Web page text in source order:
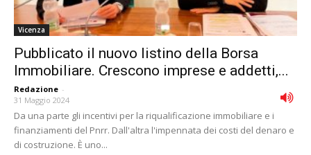
Vicenza
Pubblicato il nuovo listino della Borsa
Immobiliare. Crescono imprese e addetti,...
Redazione -
31 Maggio 2024
Da una parte gli incentivi per la riqualificazione immobiliare e i
finanziamenti del Pnrr. Dall'altra l'impennata dei costi del denaro e
di costruzione. È uno...